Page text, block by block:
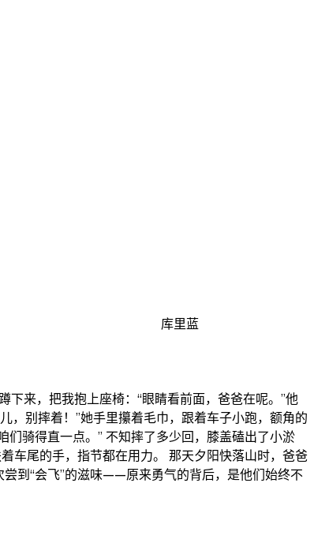
库里蓝
来，把我抱上座椅：“眼睛看前面，爸爸在呢。”他
，别摔着！”她手里攥着毛巾，跟着车子小跑，额角的
骑得直一点。” 不知摔了多少回，膝盖磕出了小淤
车尾的手，指节都在用力。 那天夕阳快落山时，爸爸
到“会飞”的滋味——原来勇气的背后，是他们始终不